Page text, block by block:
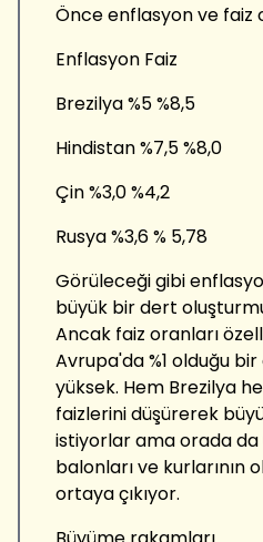
Önce enflasyon ve faiz
Enflasyon Faiz
Brezilya %5 %8,5
Hindistan %7,5 %8,0
Çin %3,0 %4,2
Rusya %3,6 % 5,78
Görüleceği gibi
büyük bir dert
Ancak faiz oranları
Avrupa'da %1 olduğu
yüksek. Hem Brezilya
faizlerini düşürerek
istiyorlar ama orada da
balonları ve kurlarının
ortaya çıkıyor.